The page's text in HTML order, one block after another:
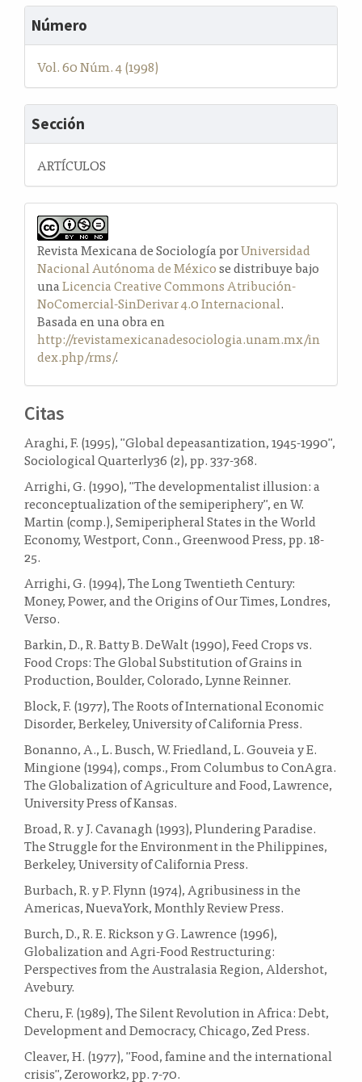
Número
Vol. 60 Núm. 4 (1998)
Sección
ARTÍCULOS
Revista Mexicana de Sociología porUniversidad
Nacional Autónoma de Méxicose distribuye bajo
unaLicencia Creative Commons Atribución-
NoComercial-SinDerivar 4.0 Internacional.
Basada en una obra en
http://revistamexicanadesociologia.unam.mx/in
dex.php/rms/.
Citas
Araghi, F. (1995), "Global depeasantization, 1945-1990",
Sociological Quarterly36 (2), pp. 337-368.
Arrighi, G. (1990), "The developmentalist illusion: a
reconceptualization of the semiperiphery", en W.
Martin (comp.), Semiperipheral States in the World
Economy, Westport, Conn., Greenwood Press, pp. 18-
25.
Arrighi, G. (1994), The Long Twentieth Century:
Money, Power, and the Origins of Our Times, Londres,
Verso.
Barkin, D., R. Batty B. DeWalt (1990), Feed Crops vs.
Food Crops: The Global Substitution of Grains in
Production, Boulder, Colorado, Lynne Reinner.
Block, F. (1977), The Roots of International Economic
Disorder, Berkeley, University of California Press.
Bonanno, A., L. Busch, W. Friedland, L. Gouveia y E.
Mingione (1994), comps., From Columbus to ConAgra.
The Globalization of Agriculture and Food, Lawrence,
University Press of Kansas.
Broad, R. y J. Cavanagh (1993), Plundering Paradise.
The Struggle for the Environment in the Philippines,
Berkeley, University of California Press.
Burbach, R. y P. Flynn (1974), Agribusiness in the
Americas, NuevaYork, Monthly Review Press.
Burch, D., R. E. Rickson y G. Lawrence (1996),
Globalization and Agri-Food Restructuring:
Perspectives from the Australasia Region, Aldershot,
Avebury.
Cheru, F. (1989), The Silent Revolution in Africa: Debt,
Development and Democracy, Chicago, Zed Press.
Cleaver, H. (1977), "Food, famine and the international
crisis", Zerowork2, pp. 7-70.